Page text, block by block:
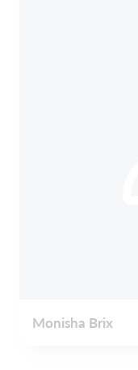
Monisha Brix